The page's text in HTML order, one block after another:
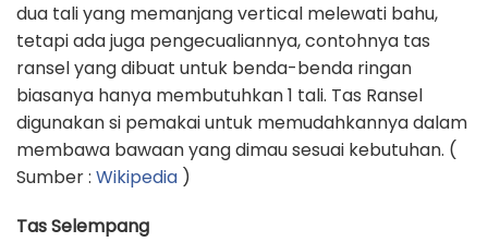
dua tali yang memanjang vertical melewati bahu,
tetapi ada juga pengecualiannya, contohnya tas
ransel yang dibuat untuk benda-benda ringan
biasanya hanya membutuhkan 1 tali. Tas Ransel
digunakan si pemakai untuk memudahkannya dalam
membawa bawaan yang dimau sesuai kebutuhan. (
Sumber : Wikipedia )
Tas Selempang